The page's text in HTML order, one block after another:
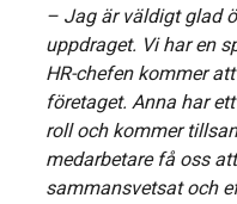
– Jag är väldigt glad
uppdraget. Vi har en
HR-chefen kommer
företaget. Anna har
roll och kommer
medarbetare få oss
sammansvetsat och